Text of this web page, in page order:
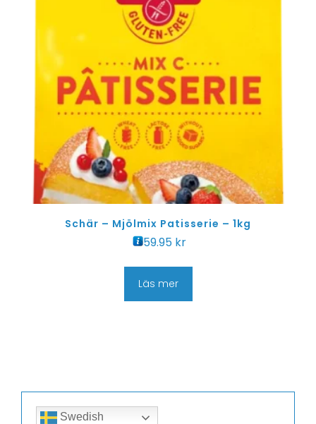
Schär – Mjölmix Patisserie – 1kg
59.95 kr
Läs mer
Swedish